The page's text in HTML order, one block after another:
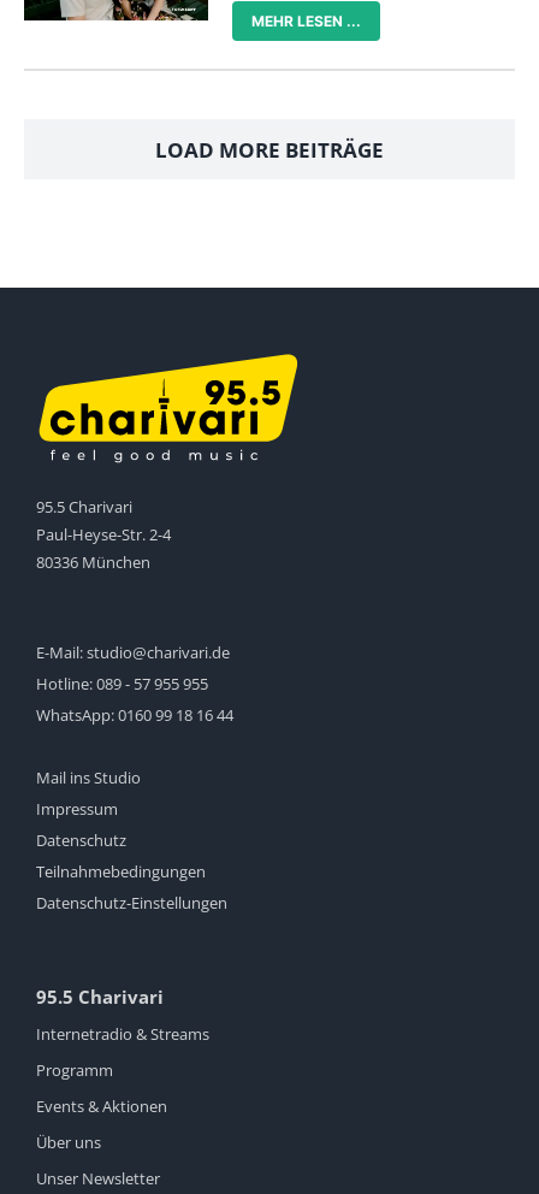
MEHR LESEN ...
LOAD MORE BEITRÄGE
95.5 Charivari
Paul-Heyse-Str. 2-4
80336 München
E-Mail:studio@charivari.de
Hotline:089 - 57 955 955
WhatsApp:0160 99 18 16 44
Mail ins Studio
Impressum
Datenschutz
Teilnahmebedingungen
Datenschutz-Einstellungen
95.5 Charivari
Internetradio & Streams
Programm
Events & Aktionen
Über uns
Unser Newsletter